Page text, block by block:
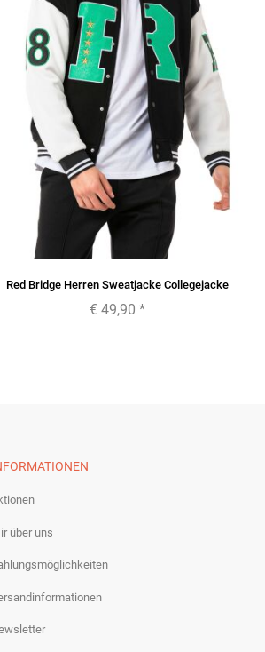
Red Bridge Herren Sweatjacke Collegejacke
€ 49,90 *
über uns